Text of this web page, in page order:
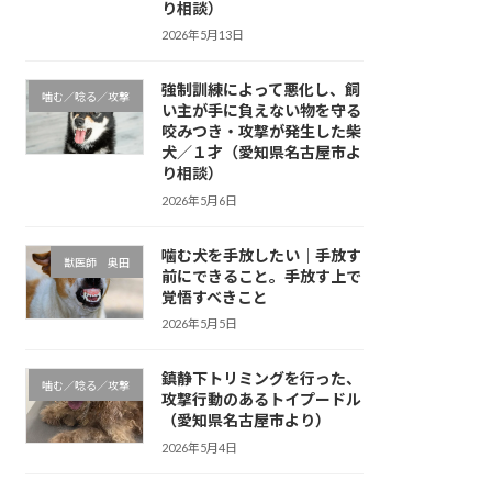
り相談）
2026年5月13日
噛む／唸る／攻撃
強制訓練によって悪化し、飼
い主が手に負えない物を守る
咬みつき・攻撃が発生した柴
犬／１才（愛知県名古屋市よ
り相談）
2026年5月6日
獣医師 奥田
噛む犬を手放したい｜手放す
前にできること。手放す上で
覚悟すべきこと
2026年5月5日
噛む／唸る／攻撃
鎮静下トリミングを行った、
攻撃行動のあるトイプードル
（愛知県名古屋市より）
2026年5月4日